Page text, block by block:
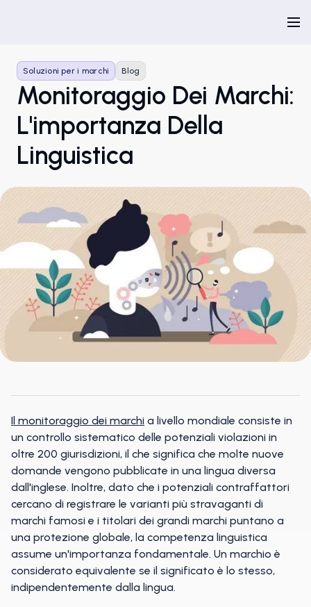
Soluzioni per i marchi Blog
Monitoraggio Dei Marchi:
L'importanza Della
Linguistica
Il monitoraggio dei marchi a livello mondiale consiste in
un controllo sistematico delle potenziali violazioni in
oltre 200 giurisdizioni, il che significa che molte nuove
domande vengono pubblicate in una lingua diversa
dall'inglese. Inoltre, dato che i potenziali contraffattori
cercano di registrare le varianti più stravaganti di
marchi famosi e i titolari dei grandi marchi puntano a
una protezione globale, la competenza linguistica
assume un'importanza fondamentale. Un marchio è
considerato equivalente se il significato è lo stesso,
indipendentemente dalla lingua.